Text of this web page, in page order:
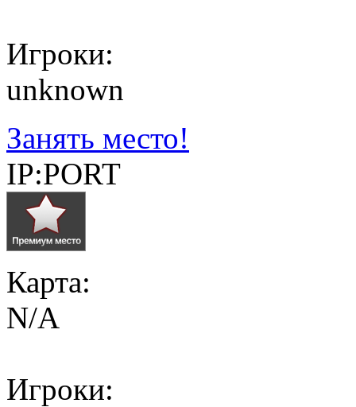
Игроки:
unknown
Занять место!
IP:PORT
Карта:
N/A
Игроки: